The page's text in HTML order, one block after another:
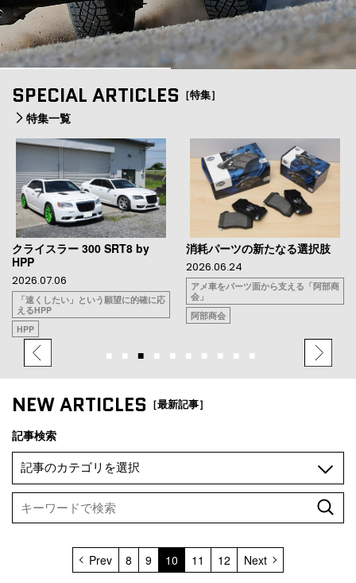
SPECIAL ARTICLES ［特集］
特集一覧
クライスラー 300 SRT8 by
HPP
2026.07.06
「速くしたい」という願望に的確に応
えるHPP
HPP
消耗パーツの新たなる選択肢
2026.06.24
アメ車をパーツ面から支える「阿部商
会」
阿部商会
NEW ARTICLES ［最新記事］
記事検索
Prev 8 9 10 11 12 Next